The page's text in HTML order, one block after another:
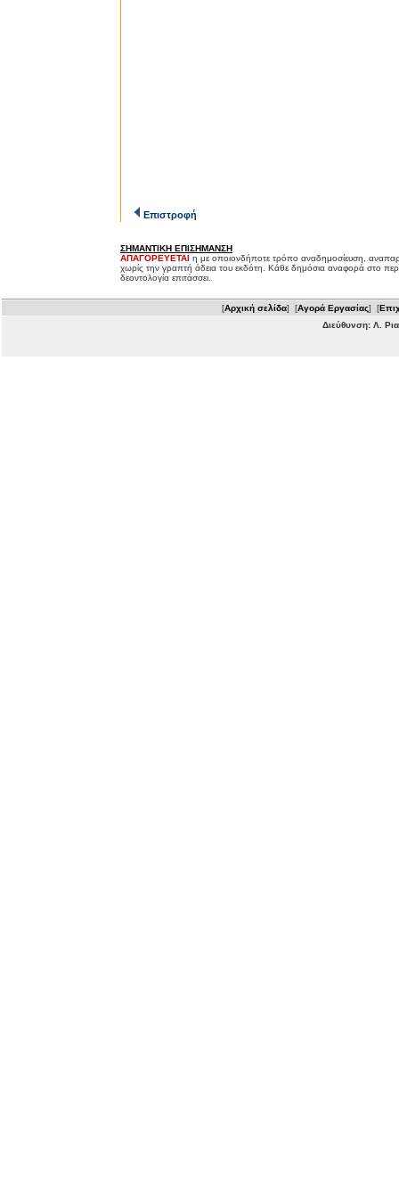
Επιστροφή
ΣΗΜΑΝΤΙΚΗ ΕΠΙΣΗΜΑΝΣΗ
ΑΠΑΓΟΡΕΥΕΤΑΙ η με οποιονδήποτε τρόπο αναδημοσίευση,
χωρίς την γραπτή άδεια του εκδότη. Κάθε δημόσια αναφορά στο
δεοντολογία επιτάσσει.
[Αρχική σελίδα] [Αγορά Εργασίας] [
Διεύθυνση: Λ.